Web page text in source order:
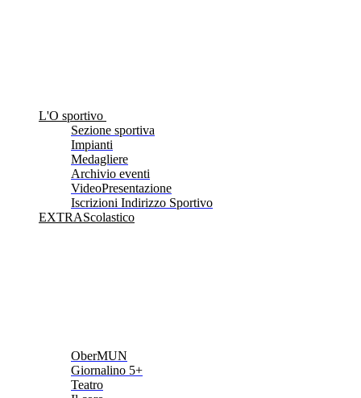
L'O sportivo
Sezione sportiva
Impianti
Medagliere
Archivio eventi
VideoPresentazione
Iscrizioni Indirizzo Sportivo
EXTRAScolastico
OberMUN
Giornalino 5+
Teatro